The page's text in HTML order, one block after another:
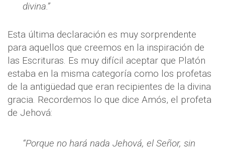
divina.”
Esta última declaración es muy sorprendente
para aquellos que creemos en la inspiración de
las Escrituras. Es muy difícil aceptar que Platón
estaba en la misma categoría como los profetas
de la antigüedad que eran recipientes de la divina
gracia. Recordemos lo que dice Amós, el profeta
de Jehová:
“Porque no hará nada Jehová, el Señor, sin